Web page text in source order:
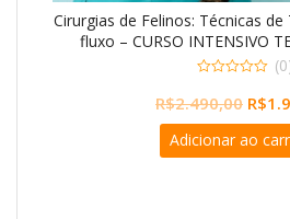
Cirurgias de Felinos: Técnicas
fluxo – CURSO INTENSIVO
PRESENCIAL
o
u
t
o
R$2.490,00 O
R$
Adicionar ao